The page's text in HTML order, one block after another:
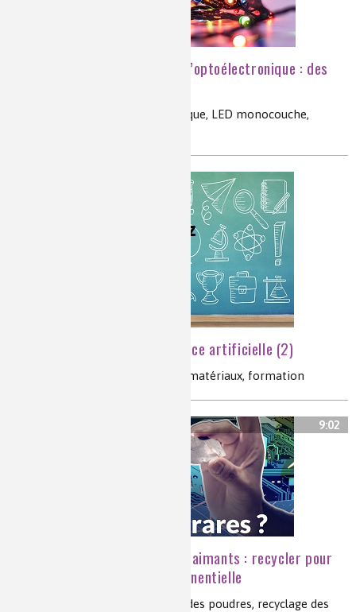
Zoom sur les progrès de l’optoélectronique : des
éclairage, semiconducteur organique, LED monocouche,
[Quiz] Chimie et intelligence artificielle (2)
machine learning, deep learning, matériaux, formation
9:02
Des terres rares dans les aimants : recycler pour
faire face à une demande exponentielle
terres rares, aimant, métallurgie des poudres, recyclage des